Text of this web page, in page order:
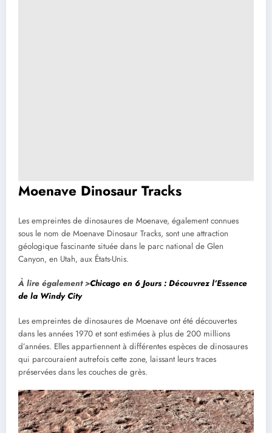
Moenave Dinosaur Tracks
Les empreintes de dinosaures de Moenave, également connues
sous le nom de Moenave Dinosaur Tracks, sont une attraction
géologique fascinante située dans le parc national de Glen
Canyon, en Utah, aux États-Unis.
À lire également >Chicago en 6 Jours : Découvrez l’Essence
de la Windy City
Les empreintes de dinosaures de Moenave ont été découvertes
dans les années 1970 et sont estimées à plus de 200 millions
d’années. Elles appartiennent à différentes espèces de dinosaures
qui parcouraient autrefois cette zone, laissant leurs traces
préservées dans les couches de grès.